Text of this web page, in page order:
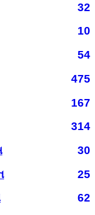
32
10
54
475
167
314
30
25
62